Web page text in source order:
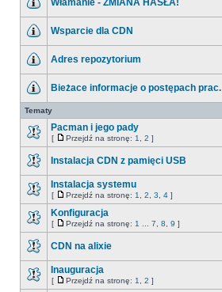
Włamanie - ZMIANA HASŁA!
Wsparcie dla CDN
Adres repozytorium
Bieżace informacje o postępach prac.
Tematy
Pacman i jego pady
[ Przejdź na stronę: 1 2 ]
Instalacja CDN z pamięci USB
Instalacja systemu
[ Przejdź na stronę: 1 2 3 4 ]
Konfiguracja
[ Przejdź na stronę: 1 7 8 9 ]
CDN na alixie
Inauguracja
[ Przejdź na stronę: 1 2 ]